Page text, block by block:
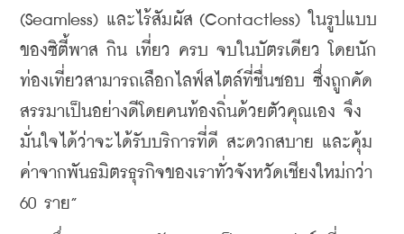
(Seamless) และไร้สัมผัส (Contactless) ในรูปแบบ
ของซิตี้พาส กิน เที่ยว ครบ จบในบัตรเดียว โดยนัก
ท่องเที่ยวสามารถเลือกไลฟ์สไตล์ที่ชื่นชอบ ซึ่งถูกคัด
สรรมาเป็นอย่างดีโดยคนท้องถิ่นด้วยตัวคุณเอง จึง
มั่นใจได้ว่าจะได้รับบริการที่ดี สะดวกสบาย และคุ้ม
ค่าจากพันธมิตรธุรกิจของเราทั่วจังหวัดเชียงใหม่กว่า
60 ราย”